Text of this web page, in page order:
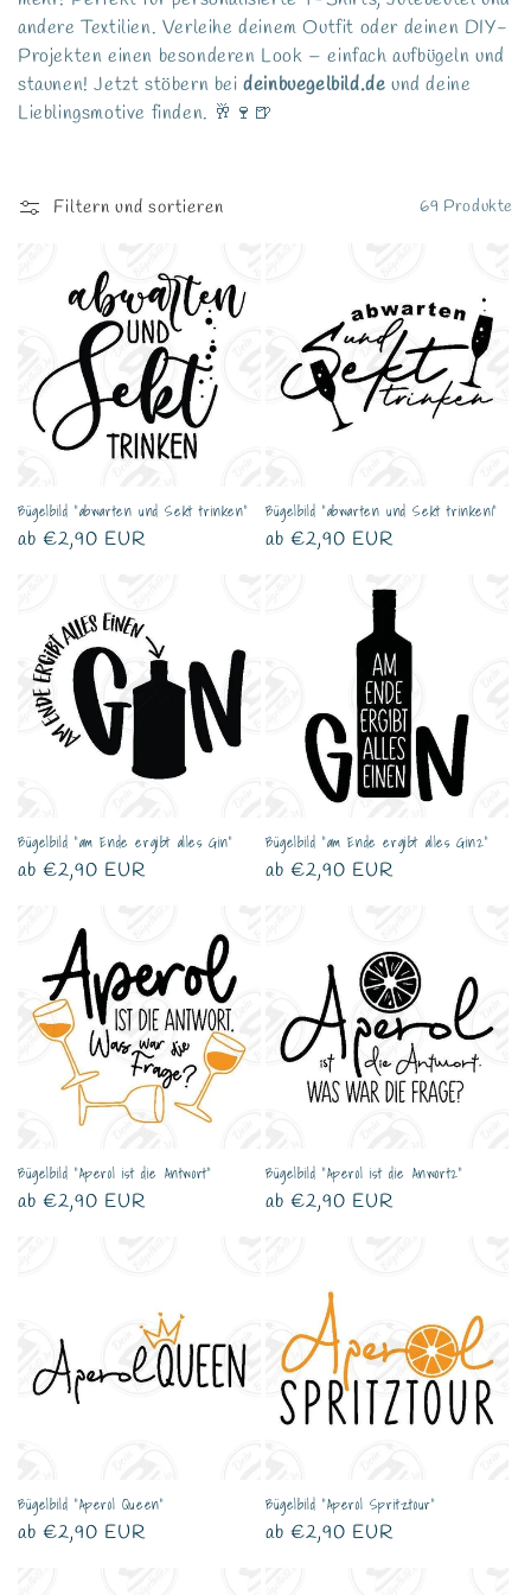
g
o
r
e
andere Textilien. Verleihe deinem Outfit oder deinen DIY-
Projekten einen besonderen Look – einfach aufbügeln und
staunen! Jetzt stöbern beideinbuegelbild.de und deine
Lieblingsmotive finden. 🥂🍷🍺
Filtern und sortieren 69 Produkte
Bügelbild "abwarten und Sekt trinken"
Normaler
ab €2,90 EUR
Bügelbild "abwarten und Sekt trinken1"
Normaler
ab €2,90 EUR
Bügelbild "am Ende ergibt alles Gin"
Normaler
ab €2,90 EUR
Bügelbild "am Ende ergibt alles Gin2"
Normaler
ab €2,90 EUR
Bügelbild "Aperol ist die Antwort"
Normaler
ab €2,90 EUR
Bügelbild "Aperol ist die Anwort2"
Normaler
ab €2,90 EUR
Bügelbild "Aperol Queen"
Normaler
ab €2,90 EUR
Bügelbild "Aperol Spritztour"
Normaler
ab €2,90 EUR